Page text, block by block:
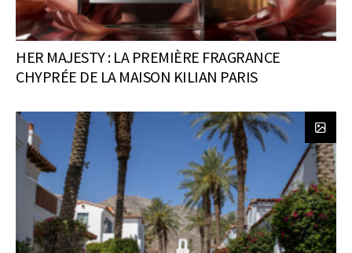
HER MAJESTY : LA PREMIÈRE FRAGRANCE
CHYPRÉE DE LA MAISON KILIAN PARIS